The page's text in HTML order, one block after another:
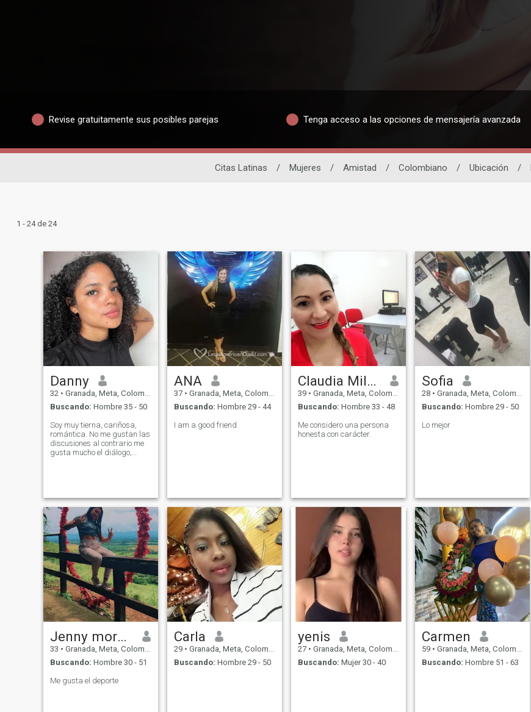
Revise gratuitamente sus posibles parejas Tenga acceso a las opciones de mensajería avanzada
Citas Latinas / Mujeres / Amistad / Colombiano / Ubicación /
1 - 24 de 24
Danny
32 • Granada, Meta, Colombia
Buscando: Hombre 35 - 50
Soy muy tierna, cariñosa,
romántica. No me gustan las
discusiones al contrario me
gusta mucho el diálogo,
muy positiva, me gusta ir al
gym y practicar ciclo
montañismo
ANA
37 • Granada, Meta, Colombia
Buscando: Hombre 29 - 44
I am a good friend
Claudia Milena
39 • Granada, Meta, Colombia
Buscando: Hombre 33 - 48
Me considero una persona
honesta con carácter.
Sofia
28 • Granada, Meta, Colombia
Buscando: Hombre 29 - 50
Lo mejor
Jenny morales
33 • Granada, Meta, Colombia
Buscando: Hombre 30 - 51
Me gusta el deporte
Carla
29 • Granada, Meta, Colombia
Buscando: Hombre 29 - 50
yenis
27 • Granada, Meta, Colombia
Buscando: Mujer 30 - 40
Carmen
59 • Granada, Meta, Colombia
Buscando: Hombre 51 - 63